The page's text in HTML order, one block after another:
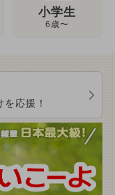
小学生
6歳〜
応援！